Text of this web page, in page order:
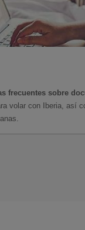
frecuentes sobre
volar con Iberia, así